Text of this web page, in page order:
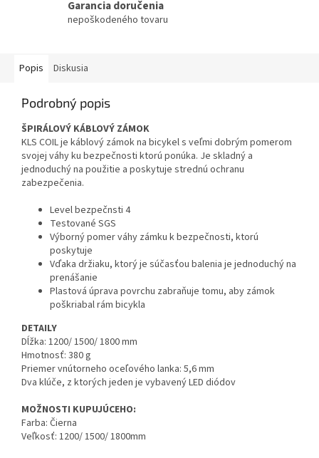
Garancia doručenia
nepoškodeného tovaru
Popis Diskusia
Podrobný popis
ŠPIRÁLOVÝ KÁBLOVÝ ZÁMOK
KLS COIL je káblový zámok na bicykel s veľmi dobrým pomerom
svojej váhy ku bezpečnosti ktorú ponúka. Je skladný a
jednoduchý na použitie a poskytuje strednú ochranu
zabezpečenia.
Level bezpečnsti 4
Testované SGS
Výborný pomer váhy zámku k bezpečnosti, ktorú
poskytuje
Vďaka držiaku, ktorý je súčasťou balenia je jednoduchý na
prenášanie
Plastová úprava povrchu zabraňuje tomu, aby zámok
poškriabal rám bicykla
DETAILY
Dĺžka: 1200/ 1500/ 1800 mm
Hmotnosť: 380 g
Priemer vnútorneho oceľového lanka: 5,6 mm
Dva klúče, z ktorých jeden je vybavený LED diódov
MOŽNOSTI KUPUJÚCEHO:
Farba: Čierna
Veľkosť: 1200/ 1500/ 1800mm